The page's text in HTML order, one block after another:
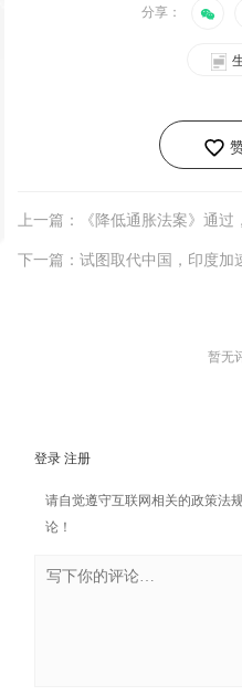
分享：
上一篇：《降低通胀法案》通过
下一篇：试图取代中国，印度加
暂无
登录 注册
请自觉遵守互联网相关的政策法
论！